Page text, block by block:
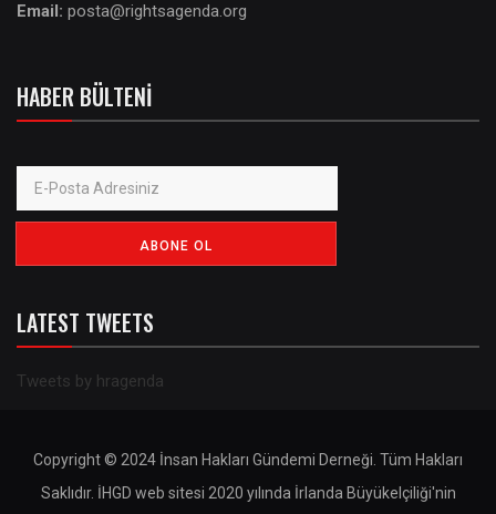
Email: posta@rightsagenda.org
HABER BÜLTENI
LATEST TWEETS
Tweets by hragenda
Copyright © 2024 İnsan Hakları Gündemi Derneği. Tüm Hakları
Saklıdır. İHGD web sitesi 2020 yılında İrlanda Büyükelçiliği'nin